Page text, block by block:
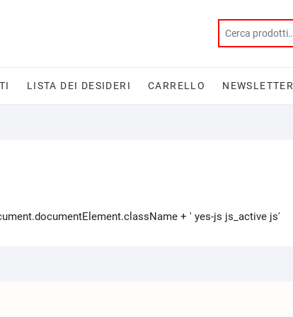
LISTA DEI DESIDERI CARRELLO NEWSLETTER
+ ' yes-js js_active js'